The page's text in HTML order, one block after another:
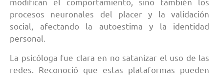
procesos neuronales del placer y la validación
social, afectando la autoestima y la identidad
personal.
La psicóloga fue clara en no satanizar el uso de las
redes. Reconoció que estas plataformas pueden